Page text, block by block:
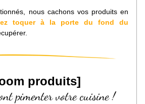
nous cachons vos produits en
toquer à la porte du fond du
produits]
pimenter votre cuisine !